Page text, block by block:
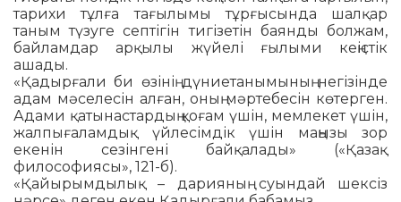
та­рихи тұлға тағылымы тұрғы­сын­да шалқар
таным түзуге септігін ти­гізетін баянды болжам,
байлам­дар арқылы жүйелі ғылыми кеңіс­тік
ашады.
«Қадырғали би өзінің дү­ние­танымының негізінде
адам мә­се­лесін алған, оның мәртебесін кө­т­ерген.
Адами қатынастардың қо­ғам үшін, мемлекет үшін,
жал­пы­ғаламдық үйлесімдік үшін ма­ңызы зор
екенін сезінгені бай­қа­лады» («Қазақ
философиясы», 121-б).
«Қайырымдылық – дарияның суындай шексіз